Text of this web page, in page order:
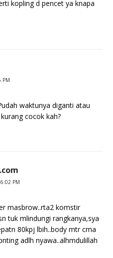
kopling d pencet ya knapa
PM
waktunya diganti atau
cocok kah?
PM
masbrow..rta2 komstir
tuk mlindungi rangkanya,sya
80kpj lbih..body mtr cma
adlh nyawa..alhmdulillah